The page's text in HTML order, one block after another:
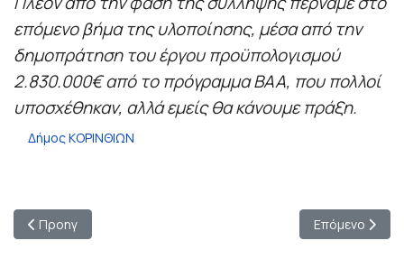
επόμενο βήμα της υλοποίησης, μέσα από την
δημοπράτηση του έργου προϋπολογισμού
2.830.000€ από το πρόγραμμα ΒΑΑ, που πολλοί
υποσχέθηκαν, αλλά εμείς θα κάνουμε πράξη.
Δήμος ΚΟΡΙΝΘΙΩΝ
Προηγούμενο άρθρο: Μια Χρονιά Έκλεισε για τους μαθητές
Προηγ Επόμενο
Επόμενο